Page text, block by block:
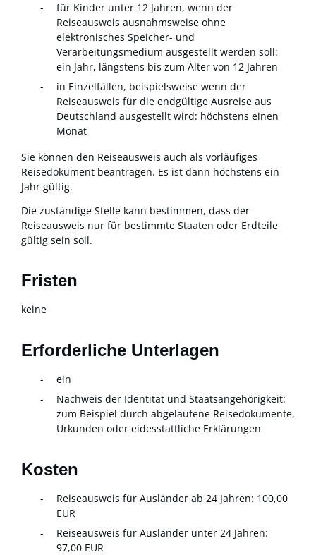
für Kinder unter 12 Jahren, wenn der
Reiseausweis ausnahmsweise ohne
elektronisches Speicher- und
Verarbeitungsmedium ausgestellt werden soll:
ein Jahr, längstens bis zum Alter von 12 Jahren
in Einzelfällen, beispielsweise wenn der
Reiseausweis für die endgültige Ausreise aus
Deutschland ausgestellt wird: höchstens einen
Monat
Sie können den Reiseausweis auch als vorläufiges
Reisedokument beantragen. Es ist dann höchstens ein
Jahr gültig.
Die zuständige Stelle kann bestimmen, dass der
Reiseausweis nur für bestimmte Staaten oder Erdteile
gültig sein soll.
Fristen
keine
Erforderliche Unterlagen
ein
Nachweis der Identität und Staatsangehörigkeit:
zum Beispiel durch abgelaufene Reisedokumente,
Urkunden oder eidesstattliche Erklärungen
Kosten
Reiseausweis für Ausländer ab 24 Jahren: 100,00
EUR
Reiseausweis für Ausländer unter 24 Jahren:
97,00 EUR